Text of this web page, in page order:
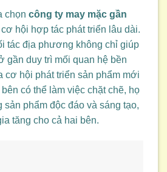
chọn công ty may mặc gần
hội hợp tác phát triển lâu dài.
tác địa phương không chỉ giúp
gần duy trì mối quan hệ bền
cơ hội phát triển sản phẩm mới
có thể làm việc chặt chẽ, họ
sản phẩm độc đáo và sáng tạo,
tăng cho cả hai bên.